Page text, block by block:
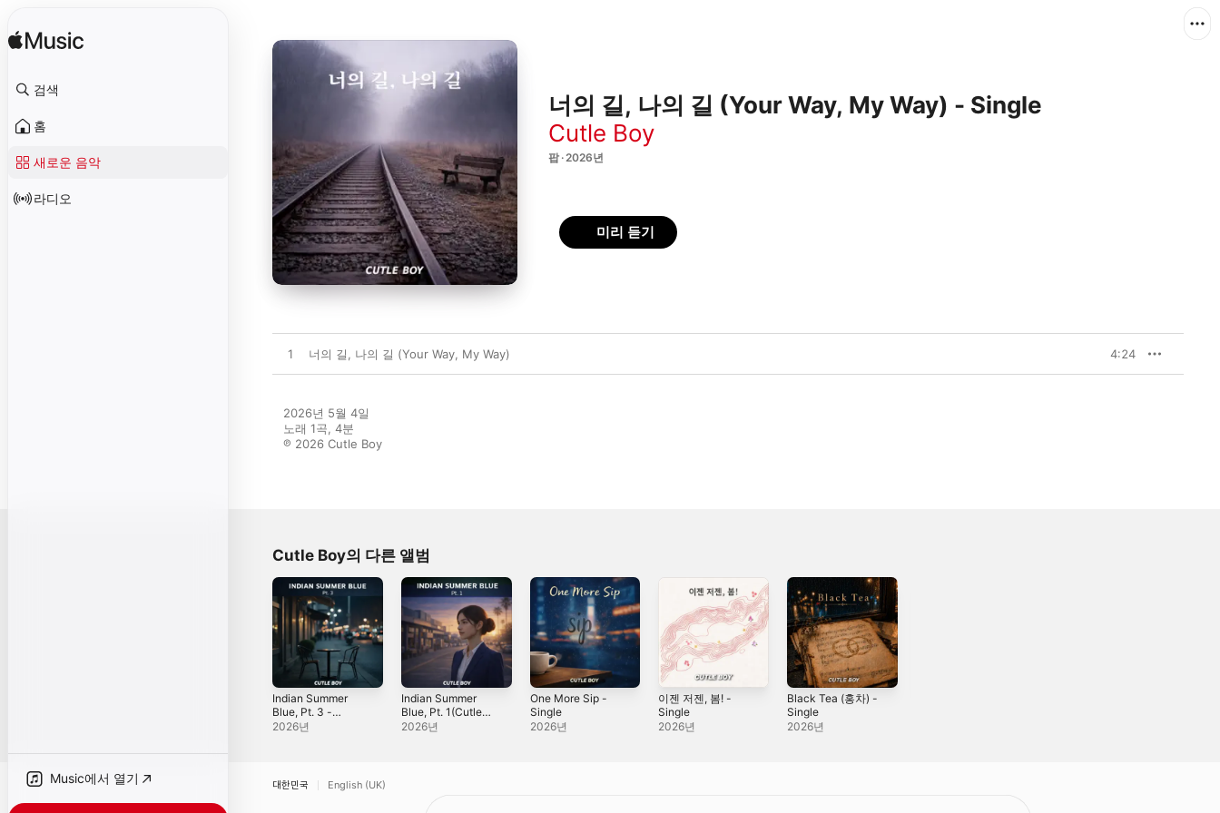
검색
홈
새로운 음악
라디오
Music에서 열기
너의 길, 나의 길 (Your Way, My Way) - Single
Cutle Boy
팝 · 2026년
미리 듣기
1 너의 길, 나의 길 (Your Way, My Way) 4:24
2026년 5월 4일
노래 1곡, 4분
℗ 2026 Cutle Boy
Cutle Boy의 다른 앨범
Indian Summer
Blue, Pt. 3 -
Single
2026년
Indian Summer
Blue, Pt. 1(Cutle
Boy) - Single
2026년
One More Sip -
Single
2026년
이젠 저젠, 봄! -
Single
2026년
Black Tea (홍차) -
Single
2026년
대한민국 English (UK)